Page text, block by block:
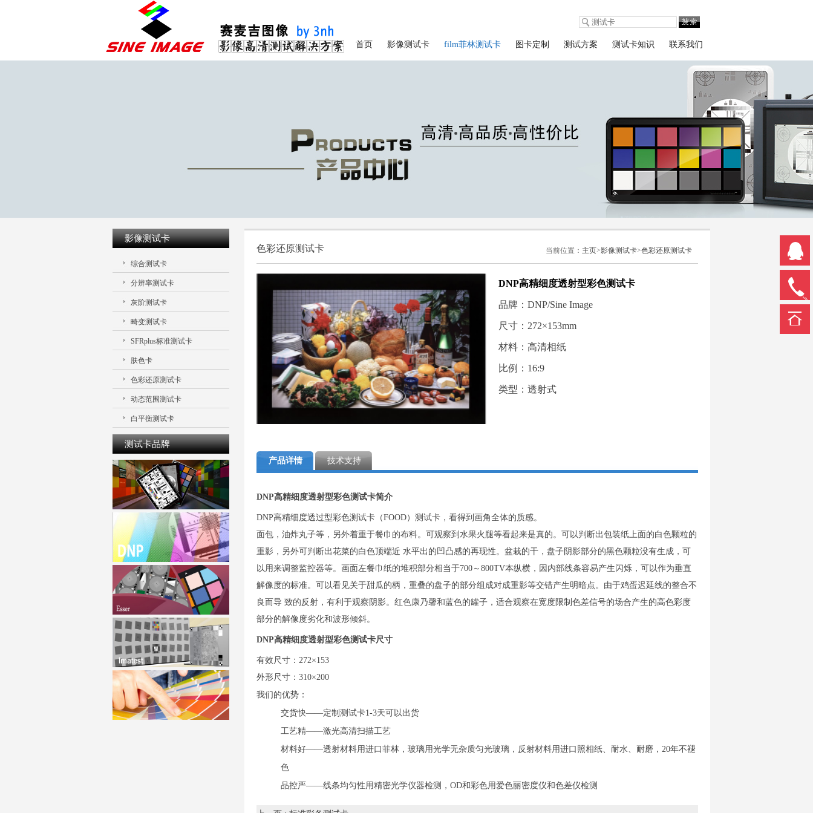
联系我们
测试卡知识
测试方案
图卡定制
film菲林测试卡
影像测试卡
首页
影像测试卡
综合测试卡
分辨率测试卡
灰阶测试卡
畸变测试卡
SFRplus标准测试卡
肤色卡
色彩还原测试卡
动态范围测试卡
白平衡测试卡
测试卡品牌
色彩还原测试卡 当前位置： 主页>影像测试卡>色彩还原测试卡
DNP高精细度透射型彩色测试卡
品牌：DNP/Sine Image
尺寸：272×153mm
材料：高清相纸
比例：16:9
类型：透射式
产品详情 技术支持
DNP高精细度透射型彩色测试卡简介
DNP高精细度透过型彩色测试卡（FOOD）测试卡，看得到画角全体的质感。
面包，油炸丸子等，另外着重于餐巾的布料。可观察到水果火腿等看起来是真的。可以判断出包装纸上面的白色颗粒的
重影，另外可判断出花菜的白色顶端近 水平出的凹凸感的再现性。盆栽的干，盘子阴影部分的黑色颗粒没有生成，可
以用来调整监控器等。画面左餐巾纸的堆积部分相当于700～800TV本纵横，因内部线条容易产生闪烁，可以作为垂直
解像度的标准。可以看见关于甜瓜的柄，重叠的盘子的部分组成对成重影等交错产生明暗点。由于鸡蛋迟延线的整合不
良而导 致的反射，有利于观察阴影。红色康乃馨和蓝色的罐子，适合观察在宽度限制色差信号的场合产生的高色彩度
部分的解像度劣化和波形倾斜。
DNP高精细度透射型彩色测试卡尺寸
有效尺寸：272×153
外形尺寸：310×200
我们的优势：
交货快——定制测试卡1-3天可以出货
工艺精——激光高清扫描工艺
材料好——透射材料用进口菲林，玻璃用光学无杂质匀光玻璃，反射材料用进口照相纸、耐水、耐磨，20年不褪
色
品控严——线条均匀性用精密光学仪器检测，OD和彩色用爱色丽密度仪和色差仪检测